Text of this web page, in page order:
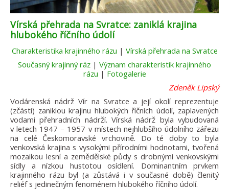
Vírská přehrada na Svratce: zaniklá krajina
hlubokého říčního údolí
Charakteristika krajinného rázu | Vírská přehrada na Svratce
Současný krajinný ráz | Význam charakteristik krajinného
rázu | Fotogalerie
Zdeněk Lipský
Vodárenská nádrž Vír na Svratce a její okolí reprezentuje
(zčásti) zaniklou krajinu hlubokých říčních údolí, zaplavených
vodami přehradních nádrží. Vírská nádrž byla vybudovaná
v letech 1947 – 1957 v místech nejhlubšího údolního zářezu
na celé Českomoravské vrchovině. Do té doby to byla
venkovská krajina s vysokými přírodními hodnotami, tvořená
mozaikou lesní a zemědělské půdy s drobnými venkovskými
sídly a nízkou hustotou osídlení. Dominantním prvkem
krajinného rázu byl (a zůstává i v současné době) členitý
reliéf s jedinečným fenoménem hlubokého říčního údolí.